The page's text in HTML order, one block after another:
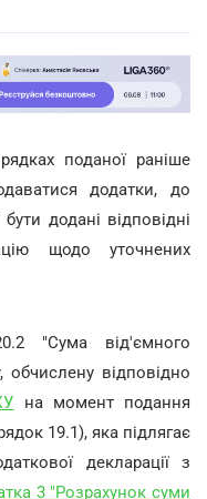
поданої раніше
додатки, до
додані відповідні
щодо уточнених
"Сума від'ємного
відповідно
на момент подання
19.1), яка підлягає
декларації з
3 "Розрахунок суми